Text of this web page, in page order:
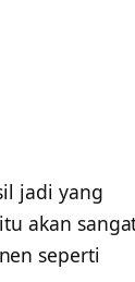
jadi yang
akan
seperti